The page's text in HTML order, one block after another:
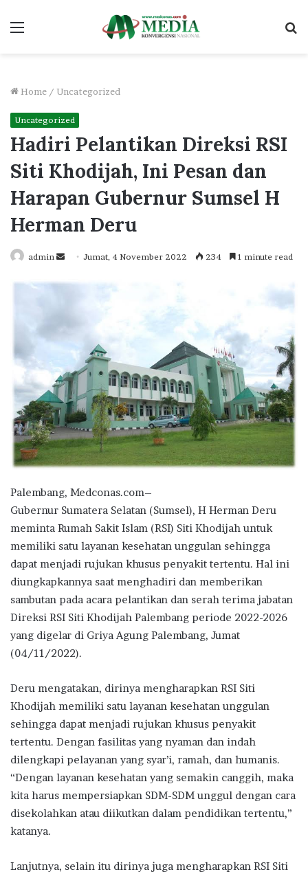
Menu
Home / Uncategorized
Uncategorized
Hadiri Pelantikan Direksi RSI
Siti Khodijah, Ini Pesan dan
Harapan Gubernur Sumsel H
Herman Deru
admin
Send Jumat, 4 November 2022 234 1 minute read
Palembang, Medconas.com–
Gubernur Sumatera Selatan (Sumsel), H Herman Deru
meminta Rumah Sakit Islam (RSI) Siti Khodijah untuk
memiliki satu layanan kesehatan unggulan sehingga
dapat menjadi rujukan khusus penyakit tertentu. Hal ini
diungkapkannya saat menghadiri dan memberikan
sambutan pada acara pelantikan dan serah terima jabatan
Direksi RSI Siti Khodijah Palembang periode 2022-2026
yang digelar di Griya Agung Palembang, Jumat
(04/11/2022).
Deru mengatakan, dirinya mengharapkan RSI Siti
Khodijah memiliki satu layanan kesehatan unggulan
sehingga dapat menjadi rujukan khusus penyakit
tertentu. Dengan fasilitas yang nyaman dan indah
dilengkapi pelayanan yang syar’i, ramah, dan humanis.
“Dengan layanan kesehatan yang semakin canggih, maka
kita harus mempersiapkan SDM-SDM unggul dengan cara
disekolahkan atau diikutkan dalam pendidikan tertentu,”
katanya.
Lanjutnya, selain itu dirinya juga mengharapkan RSI Siti